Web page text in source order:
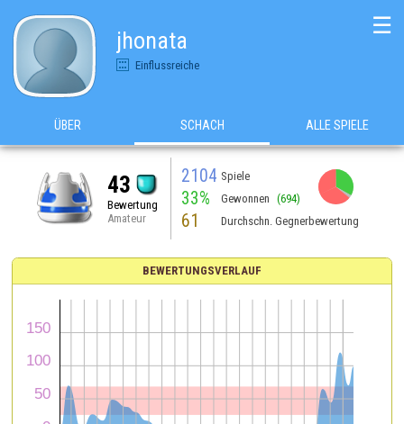
jhonata
Einflussreiche
☰
ÜBER SCHACH ALLE SPIELE
43
Bewertung
Amateur
2104 Spiele
33% Gewonnen (694)
61 Durchschn. Gegnerbewertung
BEWERTUNGSVERLAUF